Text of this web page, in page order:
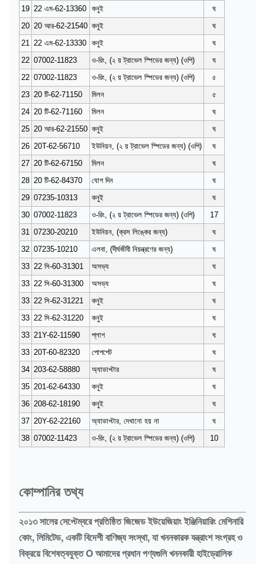
19 22 এম-62-13360 কনুই
ঘ
20 20 আর-62-21540 কনুই
ঘ
21 22 এম-62-13330 কনুই
ঘ
22 07002-11823 ও-রিং, (২ য় ট্রাভেল স্পিডের জন্য) (ওপি)
ঘ
22 07002-11823 ও-রিং, (২ য় ট্রাভেল স্পিডের জন্য) (ওপি)
৫
23 20 টি-62-71150 মিলন
৫
24 20 টি-62-71160 মিলন
ঘ
25 20 আর-62-21550 কনুই
ঘ
26 20T-62-56710 ইউনিয়ন, (২ য় ট্রাভেল স্পিডের জন্য) (ওপি)
ঘ
27 20 টি-62-67150 মিলন
ঘ
28 20 টি-62-84370 যোগ দিন
ঘ
29 07235-10313 কনুই
ঘ
30 07002-11823 ও-রিং, (২ য় ট্রাভেল স্পিডের জন্য) (ওপি)
17
31 07230-20210 ইউনিয়ন, (ক্রস লিঙ্কের জন্য)
ঘ
32 07235-10210 এলবা, (দীর্ঘজীবী নিয়ন্ত্রণের জন্য)
ঘ
33 22 সি-60-31301 অসভ্য
ঘ
33 22 সি-60-31300 অসভ্য
ঘ
33 22 সি-62-31221 কনুই
ঘ
33 22 সি-62-31220 কনুই
ঘ
33 21Y-62-11590 প্লাগ
ঘ
33 20T-60-82320 পোপপেট
ঘ
34 203-62-58880 অ্যাডাপ্টার
ঘ
35 201-62-64330 কনুই
ঘ
36 208-62-18190 কনুই
ঘ
37 20Y-62-22160 অ্যাডাপ্টার, দেখানো হয় না
ঘ
38 07002-11423 ও-রিং, (২ য় ট্রাভেল স্পিডের জন্য) (ওপি) 10
কোম্পানির তথ্য
২০১৩ সালের সেপ্টেম্বরে প্রতিষ্ঠিত জিজেড ইউয়েজিয়াং ইঞ্জিনিয়ারিং মেশিনারি
কোং, লিমিটেড, একটি বিদেশী বাণিজ্য সংস্থা, যা খননকারক যন্ত্রাংশ সংগ্রহ ও
বিক্রয়ে বিশেষত্বযুক্ত O আমাদের প্রধান পণ্যগুলি খননকারী হাইড্রোলিক